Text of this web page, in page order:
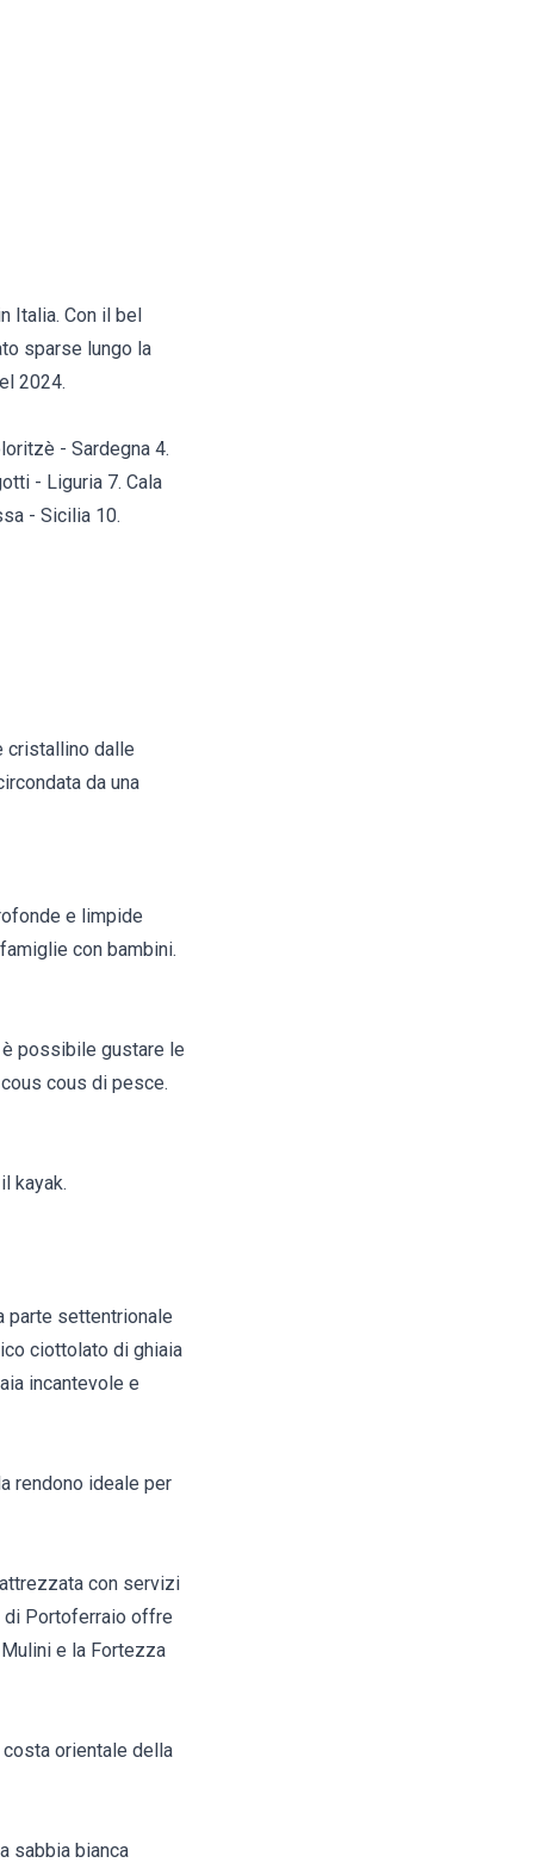
Italia. Con il bel
sparse lungo la
2024.
- Sardegna 4.
- Liguria 7. Cala
- Sicilia 10.
cristallino dalle
da una
e limpide
con bambini.
possibile gustare le
cous di pesce.
kayak.
parte settentrionale
ciottolato di ghiaia
incantevole e
rendono ideale per
con servizi
di Portoferraio offre
e la Fortezza
orientale della
sabbia bianca